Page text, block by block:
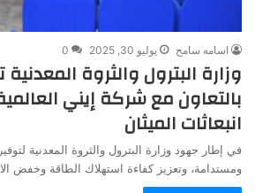
اسامه سامح يوليو 30, 2025 0
وزارة البترول والثروة
بالتعاون مع شركة إيني
انبعاثات الميثان
في إطار جهود وزارة البترول والثروة المعدنية
ومستدامة، وتعزيز كفاءة استهلاك الطاقة وخفض